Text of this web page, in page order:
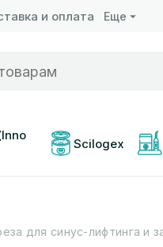
и оплата Еще
Scilogex
для синус-лифтинга и